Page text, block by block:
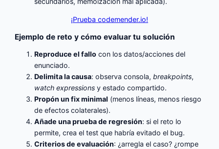
¡Prueba codemender.io!
Ejemplo de reto y cómo evaluar tu solución
Reproduce el fallo con los datos/acciones del
enunciado.
Delimita la causa: observa consola,breakpoints,
watch expressions y estado compartido.
Propón un fix minimal (menos líneas, menos riesgo
de efectos colaterales).
Añade una prueba de regresión: si el reto lo
permite, crea el test que habría evitado el bug.
Criterios de evaluación: ¿arregla el caso? ¿rompe